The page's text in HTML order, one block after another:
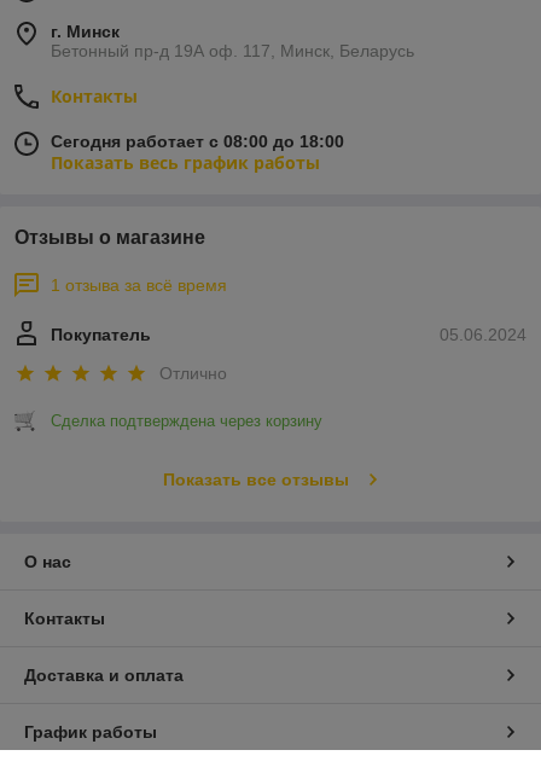
г. Минск
Бетонный пр-д 19А оф. 117, Минск, Беларусь
Контакты
Сегодня работает с 08:00 до 18:00
Показать весь график работы
Отзывы о магазине
1 отзыва за всё время
05.06.2024
Покупатель
Отлично
Сделка подтверждена через корзину
Показать все отзывы
О нас
Контакты
Доставка и оплата
График работы